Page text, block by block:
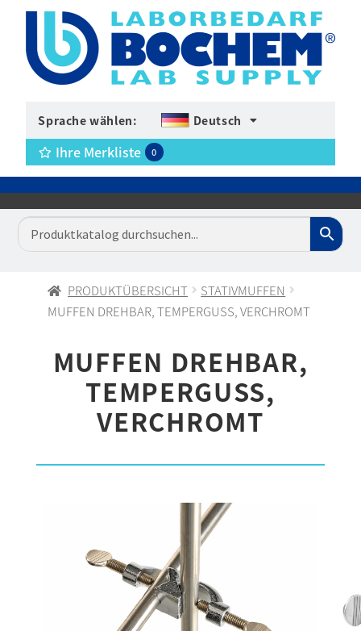
Sprache wählen: Deutsch
Ihre Merkliste 0
PRODUKTÜBERSICHT
STATIVMUFFEN
MUFFEN DREHBAR, TEMPERGUSS, VERCHROMT
MUFFEN DREHBAR,
TEMPERGUSS,
VERCHROMT